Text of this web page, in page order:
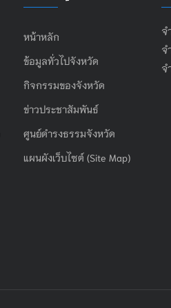
หน้าหลัก
ข้อมูลทั่วไปจังหวัด
กิจกรรมของจังหวัด
ข่าวประชาสัมพันธ์
ศูนย์ดำรงธรรมจังหวัด
แผนผังเว็บไซต์ (Site Map)
จ
จ